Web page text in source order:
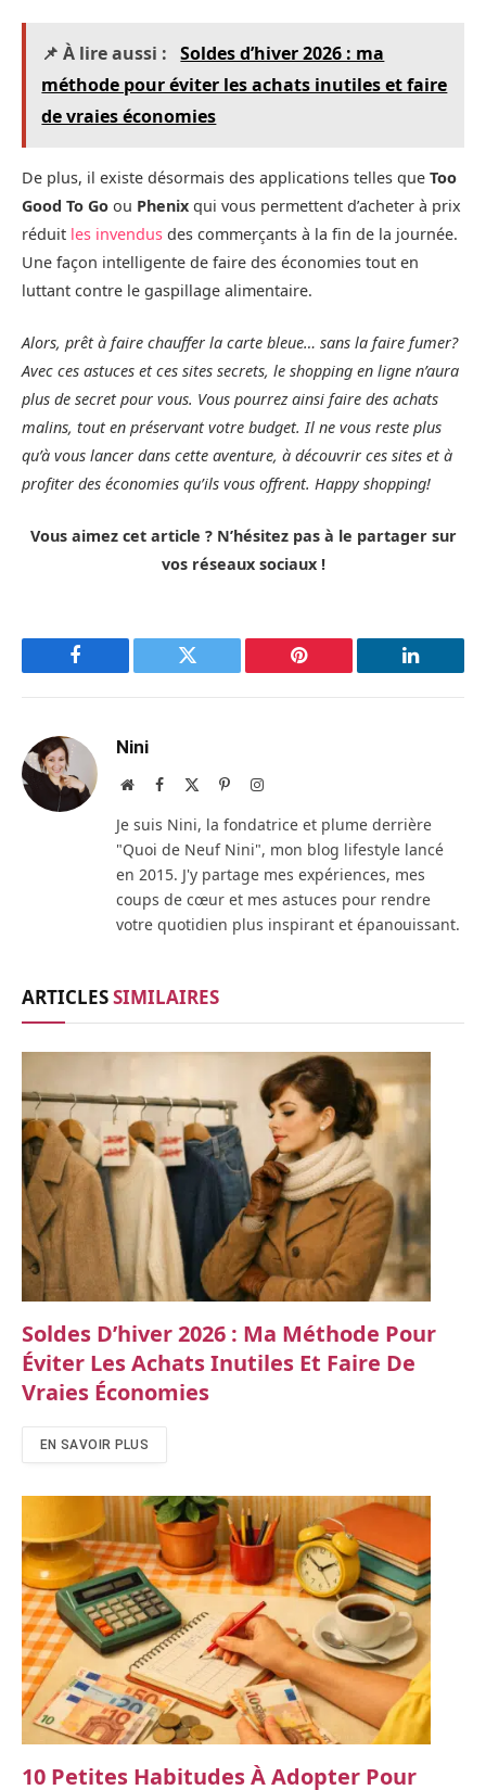
📌 À lire aussi :
Soldes d’hiver 2026 : ma
méthode pour éviter les achats inutiles et faire
de vraies économies
De plus, il existe désormais des applications telles que Too
Good To Go ou Phenix qui vous permettent d’acheter à prix
réduit les invendus des commerçants à la fin de la journée.
Une façon intelligente de faire des économies tout en
luttant contre le gaspillage alimentaire.
Alors, prêt à faire chauffer la carte bleue… sans la faire fumer?
Avec ces astuces et ces sites secrets, le shopping en ligne n’aura
plus de secret pour vous. Vous pourrez ainsi faire des achats
malins, tout en préservant votre budget. Il ne vous reste plus
qu’à vous lancer dans cette aventure, à découvrir ces sites et à
profiter des économies qu’ils vous offrent. Happy shopping!
Vous aimez cet article ? N’hésitez pas à le partager sur
vos réseaux sociaux !
Facebook Twitter Pinterest LinkedIn
Nini
Site Facebook PinterestInstagram
Je suis Nini, la fondatrice et plume derrière
"Quoi de Neuf Nini", mon blog lifestyle lancé
en 2015. J'y partage mes expériences, mes
coups de cœur et mes astuces pour rendre
votre quotidien plus inspirant et épanouissant.
ARTICLESSIMILAIRES
Soldes D’hiver 2026 : Ma Méthode Pour
Éviter Les Achats Inutiles Et Faire De
Vraies Économies
EN SAVOIR PLUS
10 Petites Habitudes À Adopter Pour